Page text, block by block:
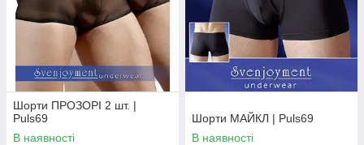
Шорти ПРОЗОРІ 2 шт. |
Puls69
В наявності
Шорти МАЙКЛ | Puls69
В наявності